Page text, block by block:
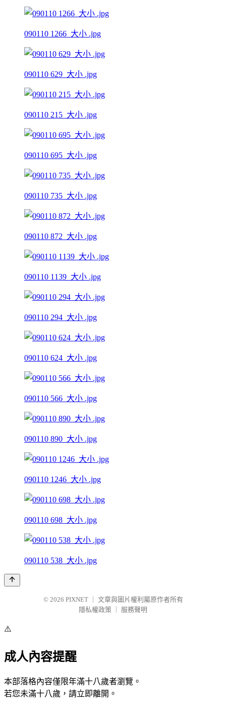
090110 1266_大小 .jpg
090110 629_大小 .jpg
090110 215_大小 .jpg
090110 695_大小 .jpg
090110 735_大小 .jpg
090110 872_大小 .jpg
090110 1139_大小 .jpg
090110 294_大小 .jpg
090110 624_大小 .jpg
090110 566_大小 .jpg
090110 890_大小 .jpg
090110 1246_大小 .jpg
090110 698_大小 .jpg
090110 538_大小 .jpg
© 2026 PIXNET
文章與圖片權利屬原作者所有
隱私權政策
服務聲明
⚠️
成人內容提醒
本部落格內容僅限年滿十八歲者瀏覽。
若您未滿十八歲，請立即離開。